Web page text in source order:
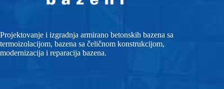
Projektovanje i izgradnja armirano betonskih bazena sa
termoizolacijom, bazena sa čeličnom konstrukcijom,
modernizacija i reparacija bazena.